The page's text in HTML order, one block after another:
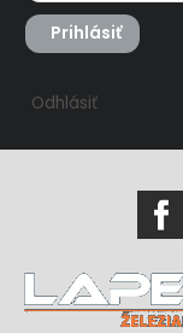
Prihlásiť
Odhlásiť